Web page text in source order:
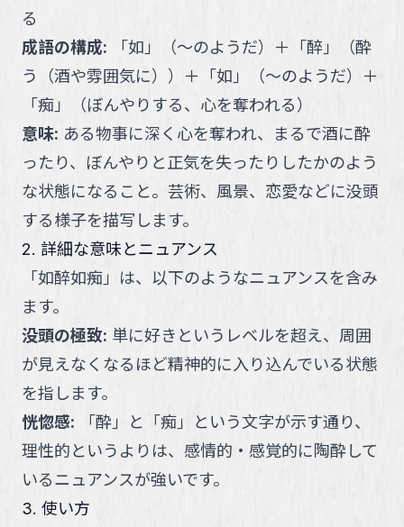
る
成語の構成: 「如 」 （～のようだ） ＋ 「醉 」 （酔
う（酒や雰囲気に） ） ＋ 「如 」 （～のようだ） ＋
「痴 」 （ぼんやりする、心を奪われる）
意味: ある物事に深く心を奪われ、まるで酒に酔
ったり、ぼんやりと正気を失ったりしたかのよう
な状態になること。芸術、風景、恋愛などに没頭
する様子を描写します。
2. 詳細な意味とニュアンス
「如醉如痴 」 は、以下のようなニュアンスを含み
ます。
没頭の極致: 単に好きというレベルを超え、周囲
が見えなくなるほど精神的に入り込んでいる状態
を指します。
恍惚感:
「酔」と「痴」という文字が示す通り、
理性的というよりは、感情的・感覚的に陶酔して
いるニュアンスが強いです。
3. 使い方